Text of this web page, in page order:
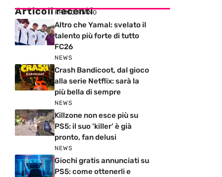
Articoli recenti
PRIMO PIANO
Altro che Yamal: svelato il
talento più forte di tutto
FC26
NEWS
Crash Bandicoot, dal gioco
alla serie Netflix: sarà la
più bella di sempre
NEWS
Killzone non esce più su
PS5: il suo ‘killer’ è già
pronto, fan delusi
NEWS
Giochi gratis annunciati su
PS5: come ottenerli e